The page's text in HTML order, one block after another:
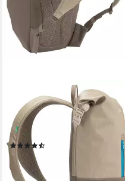
Trekkingrucksack CityGo 18,
Stadtrucksack, Daypack mit
Rückenbelüftung, 18 Liter
82,80 €
lieferbar - in 2-3 Werktagen bei dir